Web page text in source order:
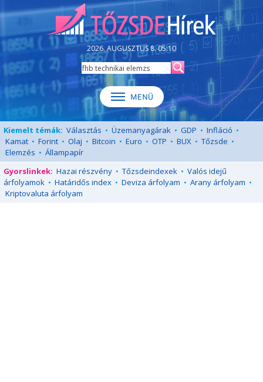
2026. AUGUSZTUS 8. 05:10
Kiemelt témák: Választás • Üzemanyagárak • GDP • Infláció •
Kamat • Forint • Olaj • Bitcoin • Euro • OTP • BUX • Tőzsde •
Elemzés • Állampapír
Gyorslinkek: Hazai részvény • Tőzsdeindexek • Valós idejű
árfolyamok • Határidős index • Deviza árfolyam • Arany árfolyam •
Kriptovaluta árfolyam